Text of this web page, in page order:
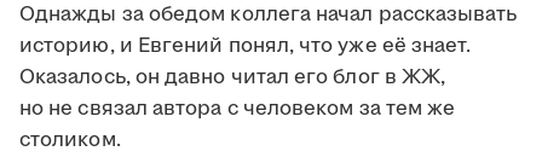
Однажды за обедом коллега начал рассказывать
историю, и Евгений понял, что уже её знает.
Оказалось, он давно читал его блог в ЖЖ,
но не связал автора с человеком за тем же
столиком.